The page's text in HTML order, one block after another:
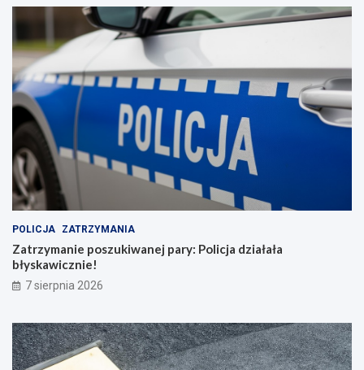
POLICJA ZATRZYMANIA
Zatrzymanie poszukiwanej pary: Policja działała
błyskawicznie!
7 sierpnia 2026